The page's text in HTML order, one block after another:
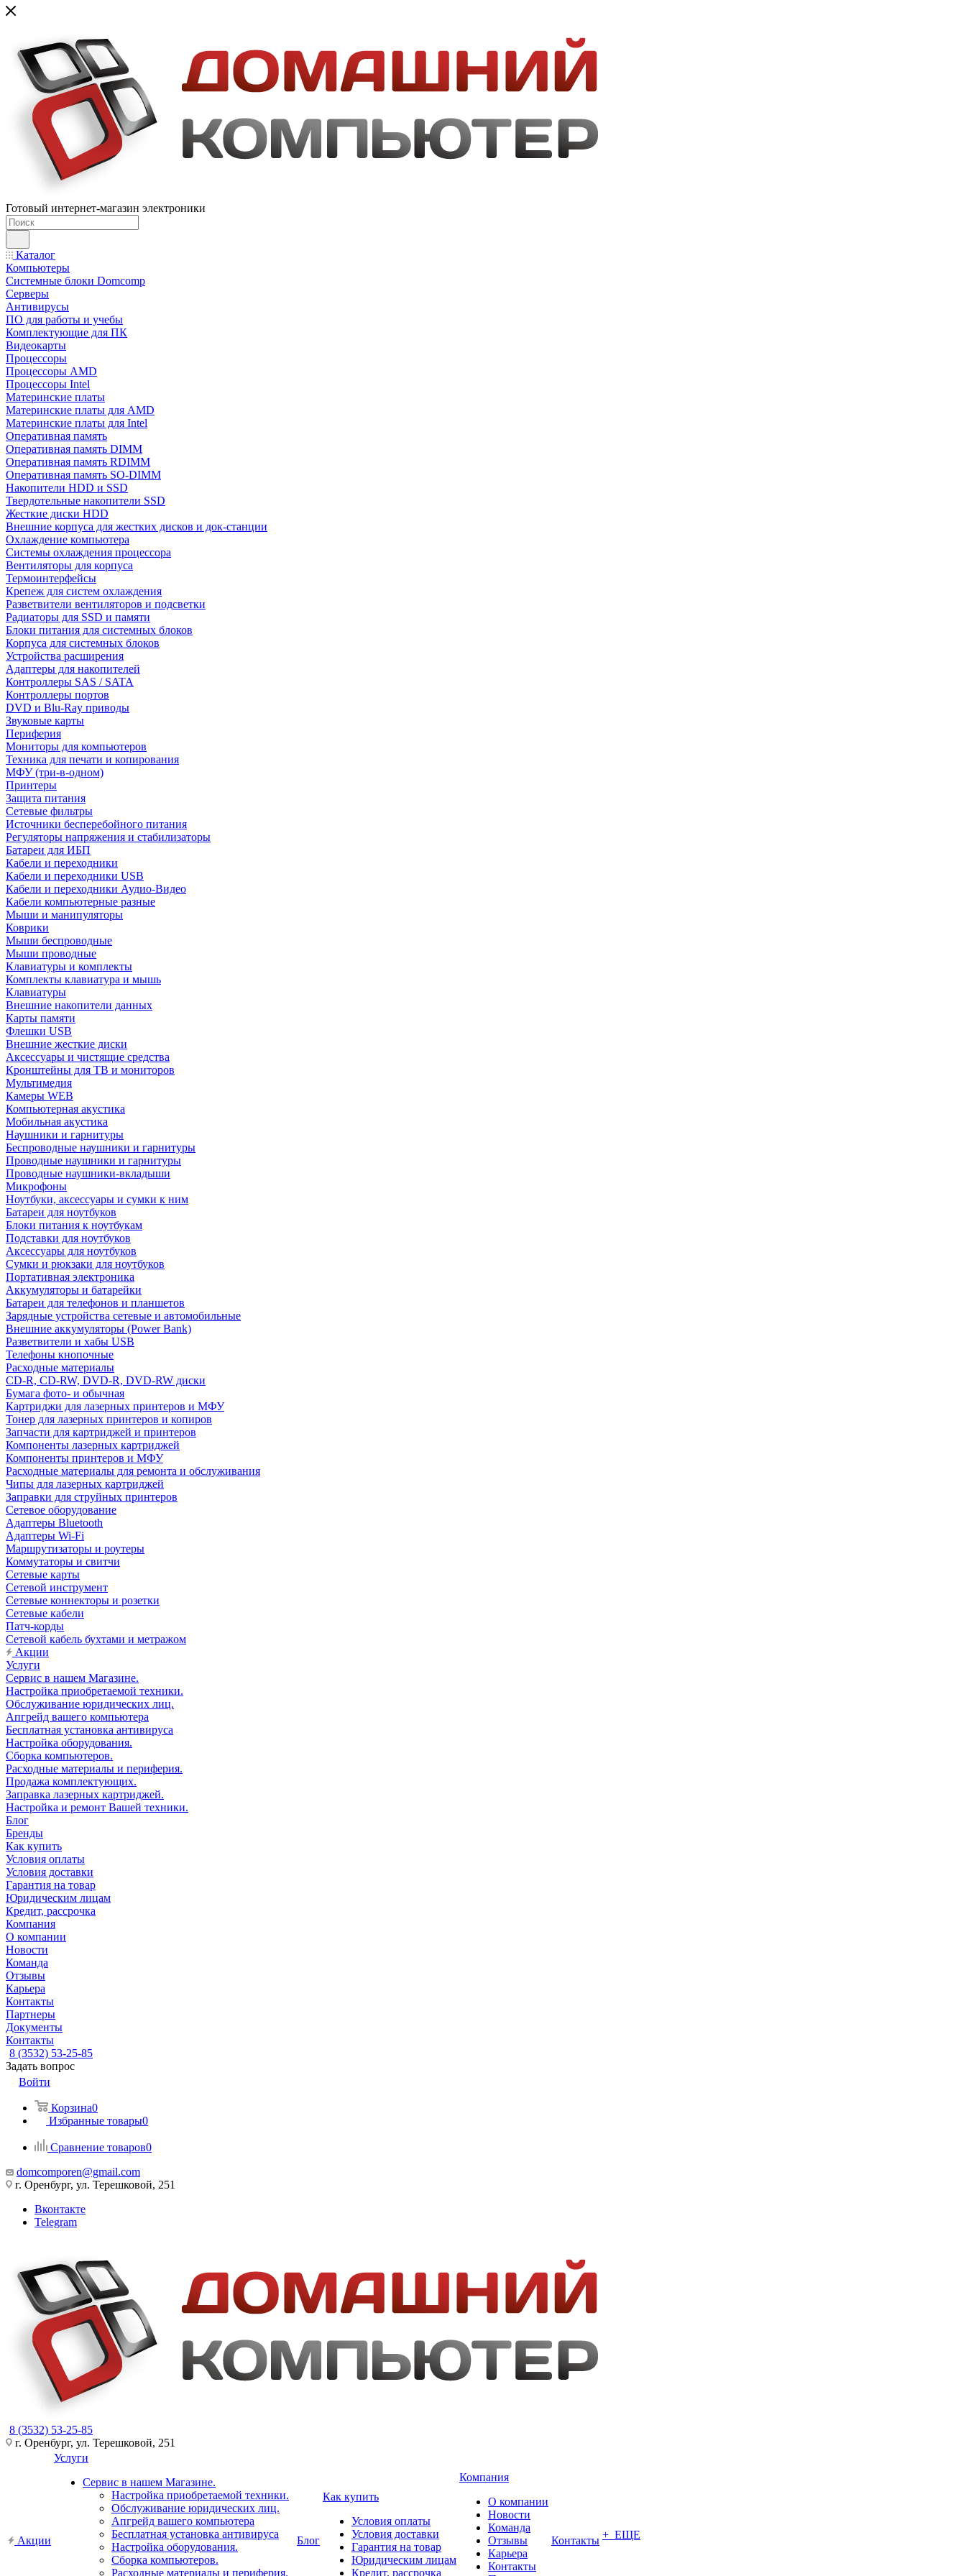
Готовый интернет-магазин электроники
Каталог
Компьютеры
Системные блоки Domcomp
Серверы
Антивирусы
ПО для работы и учебы
Комплектующие для ПК
Видеокарты
Процессоры
Процессоры AMD
Процессоры Intel
Материнские платы
Материнские платы для AMD
Материнские платы для Intel
Оперативная память
Оперативная память DIMM
Оперативная память RDIMM
Оперативная память SO-DIMM
Накопители HDD и SSD
Твердотельные накопители SSD
Жесткие диски HDD
Внешние корпуса для жестких дисков и док-станции
Охлаждение компьютера
Системы охлаждения процессора
Вентиляторы для корпуса
Термоинтерфейсы
Крепеж для систем охлаждения
Разветвители вентиляторов и подсветки
Радиаторы для SSD и памяти
Блоки питания для системных блоков
Корпуса для системных блоков
Устройства расширения
Адаптеры для накопителей
Контроллеры SAS / SATA
Контроллеры портов
DVD и Blu-Ray приводы
Звуковые карты
Периферия
Мониторы для компьютеров
Техника для печати и копирования
МФУ (три-в-одном)
Принтеры
Защита питания
Сетевые фильтры
Источники бесперебойного питания
Регуляторы напряжения и стабилизаторы
Батареи для ИБП
Кабели и переходники
Кабели и переходники USB
Кабели и переходники Аудио-Видео
Кабели компьютерные разные
Мыши и манипуляторы
Коврики
Мыши беспроводные
Мыши проводные
Клавиатуры и комплекты
Комплекты клавиатура и мышь
Клавиатуры
Внешние накопители данных
Карты памяти
Флешки USB
Внешние жесткие диски
Аксессуары и чистящие средства
Кронштейны для ТВ и мониторов
Мультимедия
Камеры WEB
Компьютерная акустика
Мобильная акустика
Наушники и гарнитуры
Беспроводные наушники и гарнитуры
Проводные наушники и гарнитуры
Проводные наушники-вкладыши
Микрофоны
Ноутбуки, аксессуары и сумки к ним
Батареи для ноутбуков
Блоки питания к ноутбукам
Подставки для ноутбуков
Аксессуары для ноутбуков
Сумки и рюкзаки для ноутбуков
Портативная электроника
Аккумуляторы и батарейки
Батареи для телефонов и планшетов
Зарядные устройства сетевые и автомобильные
Внешние аккумуляторы (Power Bank)
Разветвители и хабы USB
Телефоны кнопочные
Расходные материалы
CD-R, CD-RW, DVD-R, DVD-RW диски
Бумага фото- и обычная
Картриджи для лазерных принтеров и МФУ
Тонер для лазерных принтеров и копиров
Запчасти для картриджей и принтеров
Компоненты лазерных картриджей
Компоненты принтеров и МФУ
Расходные материалы для ремонта и обслуживания
Чипы для лазерных картриджей
Заправки для струйных принтеров
Сетевое оборудование
Адаптеры Bluetooth
Адаптеры Wi-Fi
Маршрутизаторы и роутеры
Коммутаторы и свитчи
Сетевые карты
Сетевой инструмент
Сетевые коннекторы и розетки
Сетевые кабели
Патч-корды
Сетевой кабель бухтами и метражом
Акции
Услуги
Сервис в нашем Магазине.
Настройка приобретаемой техники.
Обслуживание юридических лиц.
Апгрейд вашего компьютера
Бесплатная установка антивируса
Настройка оборудования.
Сборка компьютеров.
Расходные материалы и периферия.
Продажа комплектующих.
Заправка лазерных картриджей.
Настройка и ремонт Вашей техники.
Блог
Бренды
Как купить
Условия оплаты
Условия доставки
Гарантия на товар
Юридическим лицам
Кредит, рассрочка
Компания
О компании
Новости
Команда
Отзывы
Карьера
Контакты
Партнеры
Документы
Контакты
8 (3532) 53-25-85
Задать вопрос
Войти
Корзина0
Избранные товары0
Сравнение товаров0
domcomporen@gmail.com
г. Оренбург, ул. Терешковой, 251
Вконтакте
Telegram
8 (3532) 53-25-85
г. Оренбург, ул. Терешковой, 251
Акции
Услуги
Сервис в нашем Магазине.
Настройка приобретаемой техники.
Обслуживание юридических лиц.
Апгрейд вашего компьютера
Бесплатная установка антивируса
Настройка оборудования.
Сборка компьютеров.
Расходные материалы и периферия.
Блог
Как купить
Условия оплаты
Условия доставки
Гарантия на товар
Юридическим лицам
Кредит, рассрочка
Компания
О компании
Новости
Команда
Отзывы
Карьера
Контакты
Контакты + ЕЩЕ